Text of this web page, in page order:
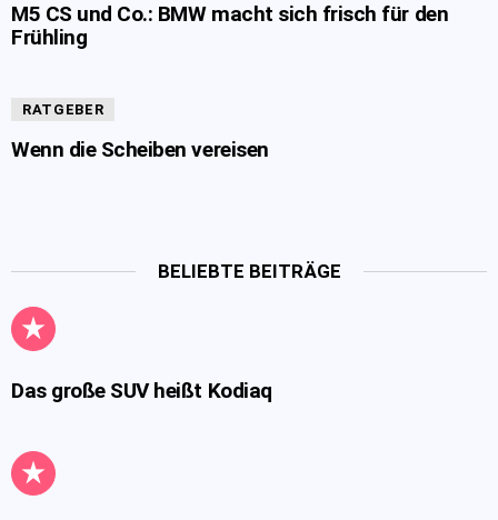
M5 CS und Co.: BMW macht sich frisch für den
Frühling
RATGEBER
Wenn die Scheiben vereisen
BELIEBTE BEITRÄGE
Das große SUV heißt Kodiaq